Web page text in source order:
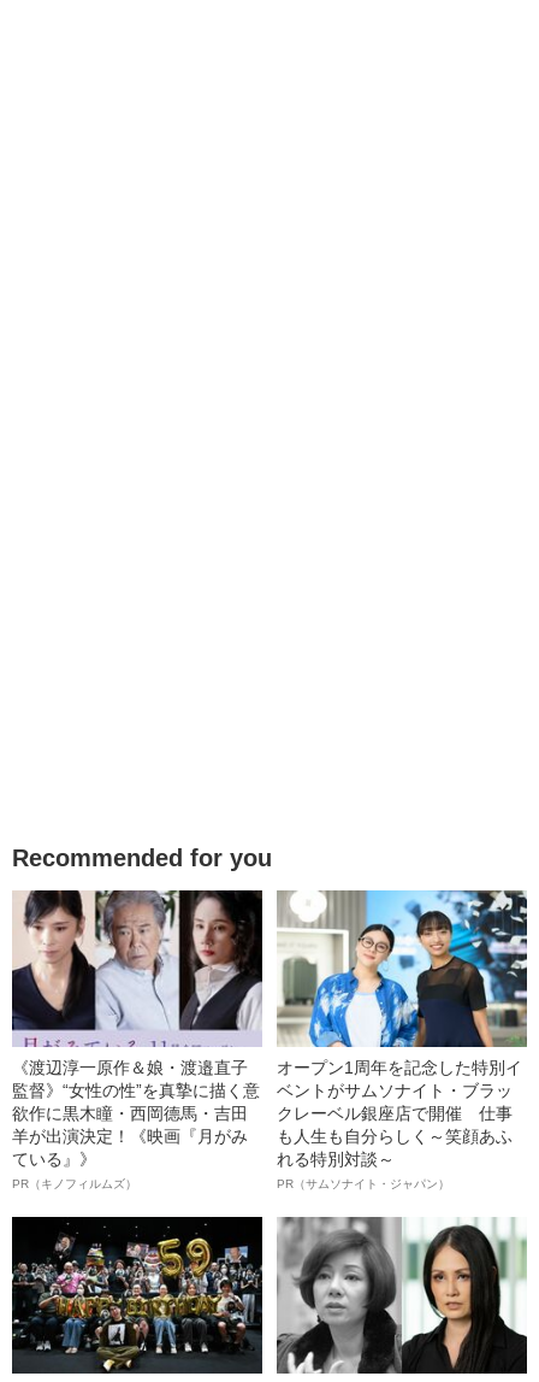
Recommended for you
《渡辺淳一原作＆娘・渡邉直子
監督》“女性の性”を真摯に描く意
欲作に黒木瞳・西岡德馬・吉田
羊が出演決定！《映画『月がみ
ている』》
PR（キノフィルムズ）
オープン1周年を記念した特別イ
ベントがサムソナイト・ブラッ
クレーベル銀座店で開催 仕事
も人生も自分らしく～笑顔あふ
れる特別対談～
PR（サムソナイト・ジャパン）